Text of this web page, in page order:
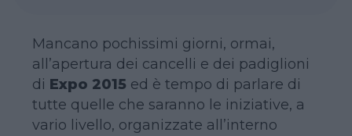
Mancano pochissimi giorni, ormai,
all’apertura dei cancelli e dei padiglioni
di Expo 2015 ed è tempo di parlare di
tutte quelle che saranno le iniziative, a
vario livello, organizzate all’interno